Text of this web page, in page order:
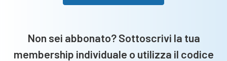
per
Breno
Non sei abbonato? Sottoscrivi la tua
membership individuale o utilizza il codice